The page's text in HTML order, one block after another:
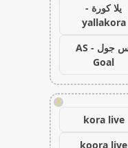
يلا كورة -
yallakora
اس جول - AS
Goal
!
kora live
koora live